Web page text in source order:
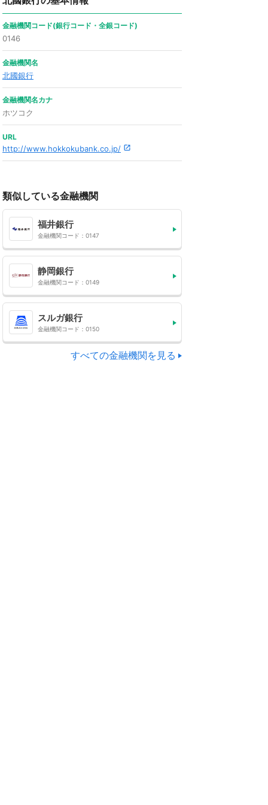
金融機関コード(銀行コード・全銀コード)
0146
金融機関名
北國銀行
金融機関名カナ
ホツコク
URL
http://www.hokkokubank.co.jp/
類似している金融機関
福井銀行
金融機関コード：0147
静岡銀行
金融機関コード：0149
スルガ銀行
金融機関コード：0150
すべての金融機関を見る